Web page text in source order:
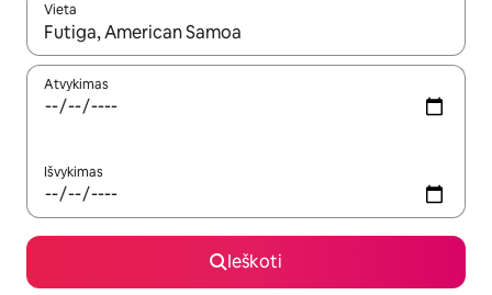
Vieta
Kai pasirodys paieškos rezultatai, juos naršyti galite
Atvykimas
Išvykimas
Ieškoti